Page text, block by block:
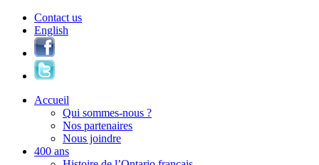
Contact us
English
Accueil
Qui sommes-nous ?
Nos partenaires
Nous joindre
400 ans